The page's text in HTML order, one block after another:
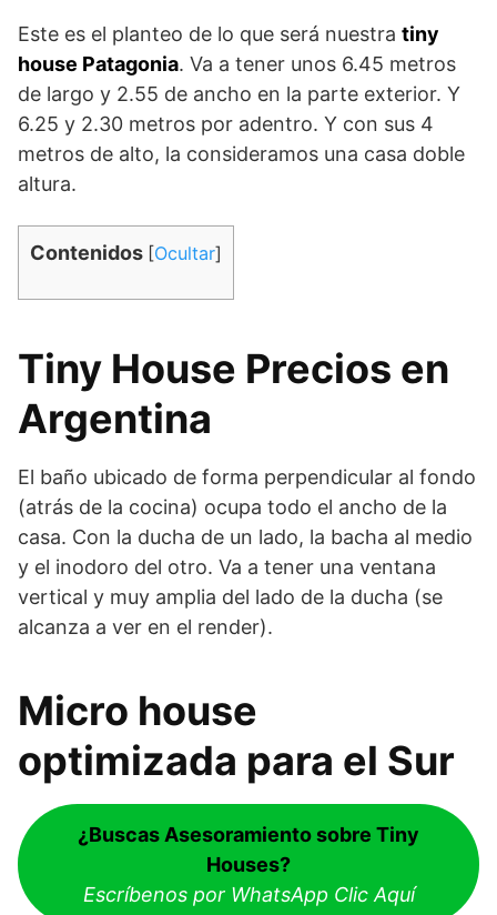
Este es el planteo de lo que será nuestra tiny
house Patagonia. Va a tener unos 6.45 metros
de largo y 2.55 de ancho en la parte exterior. Y
6.25 y 2.30 metros por adentro. Y con sus 4
metros de alto, la consideramos una casa doble
altura.
Contenidos [Ocultar]
Tiny House Precios en
Argentina
El baño ubicado de forma perpendicular al fondo
(atrás de la cocina) ocupa todo el ancho de la
casa. Con la ducha de un lado, la bacha al medio
y el inodoro del otro. Va a tener una ventana
vertical y muy amplia del lado de la ducha (se
alcanza a ver en el render).
Micro house
optimizada para el Sur
¿Buscas Asesoramiento sobre Tiny
Houses?
Escríbenos por WhatsApp Clic Aquí